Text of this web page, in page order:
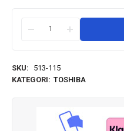
SKU:
513-115
KATEGORI: TOSHIBA